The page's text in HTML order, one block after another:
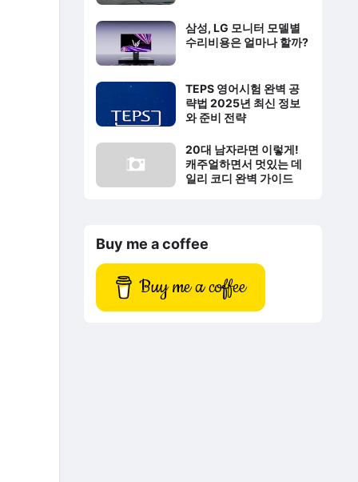
삼성, LG 모니터 모델별
수리비용은 얼마나 할까?
TEPS 영어시험 완벽 공
략법 2025년 최신 정보
와 준비 전략
20대 남자라면 이렇게!
캐주얼하면서 멋있는 데
일리 코디 완벽 가이드
Buy me a coffee
Buy me a coffee